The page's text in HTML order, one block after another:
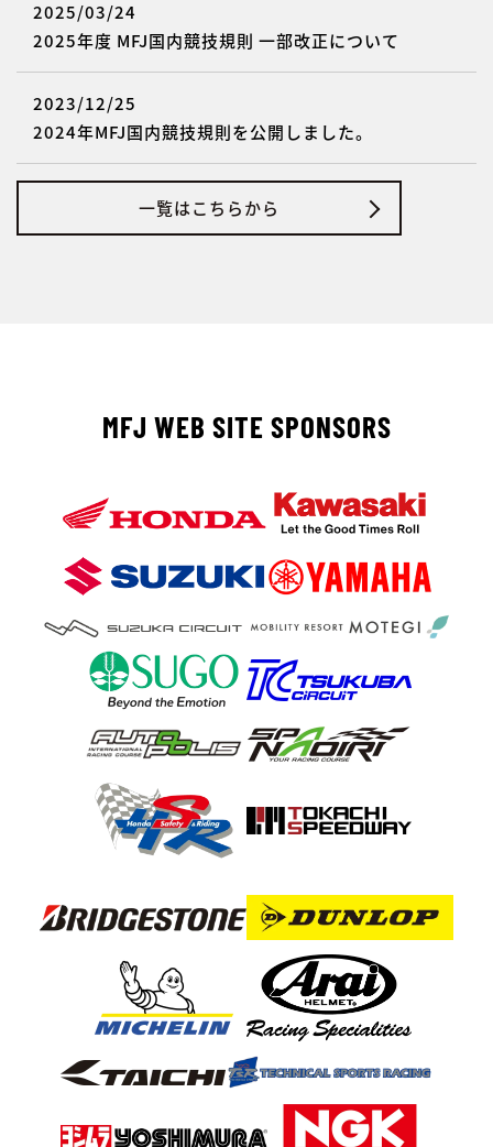
2025/03/24
2025年度 MFJ国内競技規則 一部改正について
2023/12/25
2024年MFJ国内競技規則を公開しました。
一覧はこちらから
MFJ WEB SITE SPONSORS